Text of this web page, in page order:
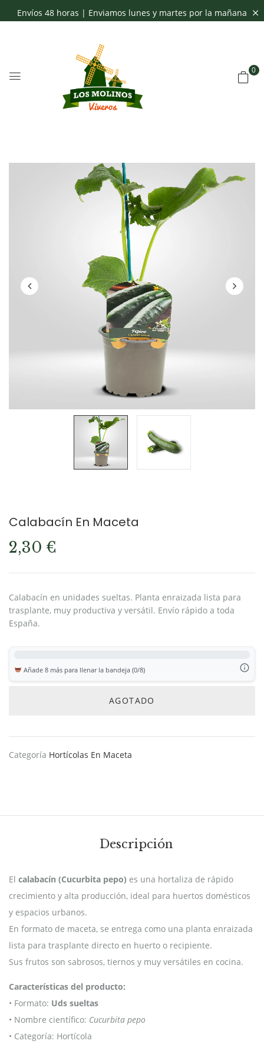
Envíos 48 horas | Enviamos lunes y martes por la mañana
0
Calabacín En Maceta
2,30 €
Calabacín en unidades sueltas. Planta enraizada lista para
trasplante, muy productiva y versátil. Envío rápido a toda
España.
Añade 8 más para llenar la bandeja (0/8)
AGOTADO
Categoría Hortícolas En Maceta
Descripción
El calabacín (Cucurbita pepo) es una hortaliza de rápido
crecimiento y alta producción, ideal para huertos domésticos
y espacios urbanos.
En formato de maceta, se entrega como una planta enraizada
lista para trasplante directo en huerto o recipiente.
Sus frutos son sabrosos, tiernos y muy versátiles en cocina.
Características del producto:
• Formato: Uds sueltas
• Nombre científico: Cucurbita pepo
• Categoría: Hortícola